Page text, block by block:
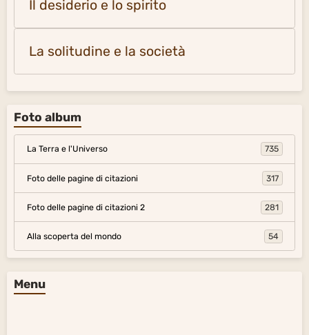
Il desiderio e lo spirito
La solitudine e la società
Foto album
La Terra e l'Universo 735
Foto delle pagine di citazioni 317
Foto delle pagine di citazioni 2 281
Alla scoperta del mondo 54
Menu